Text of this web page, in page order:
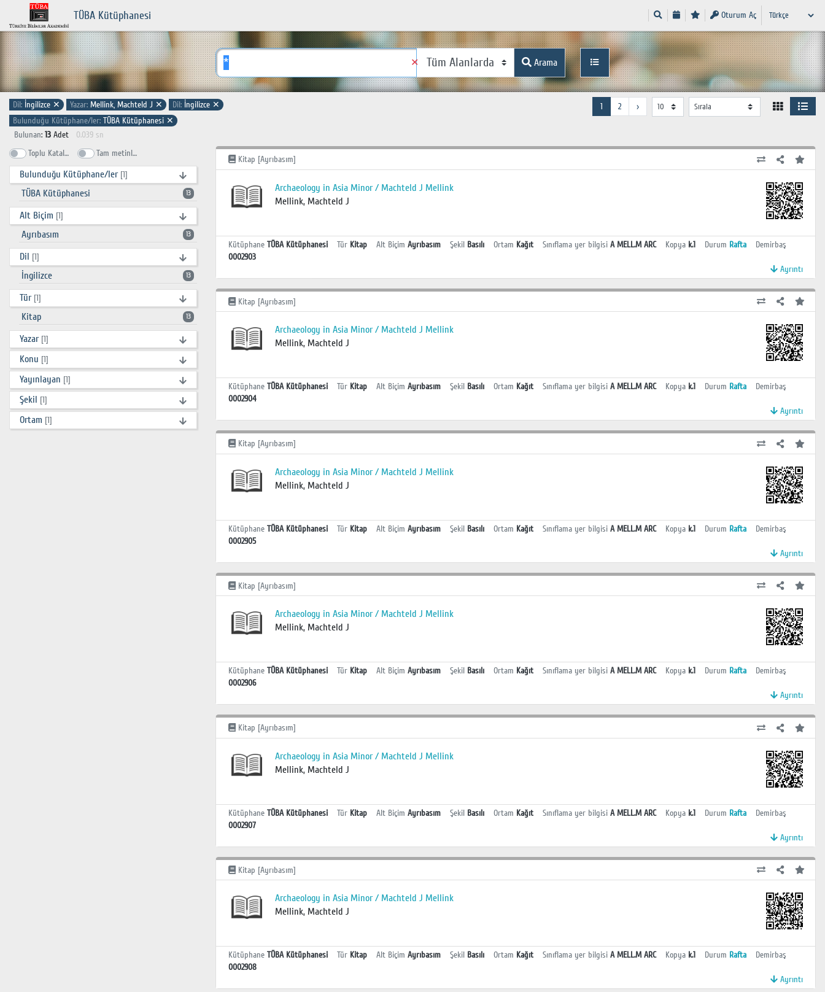
TÜBA Kütüphanesi Oturum Aç
✕ Arama
Dil: İngilizce ✕ Yazar: Mellink, Machteld J ✕ Dil: İngilizce ✕
Bulunduğu Kütüphane/ler: TÜBA Kütüphanesi ✕
Bulunan: 13 Adet 0.039 sn
1 2 ›
Toplu Katalog Tam metinlerde ara
Bulunduğu Kütüphane/ler [1]
TÜBA Kütüphanesi 13
Alt Biçim [1]
Ayrıbasım 13
Dil [1]
İngilizce 13
Tür [1]
Kitap 13
Yazar [1]
Konu [1]
Yayınlayan [1]
Şekil [1]
Ortam [1]
Kitap [Ayrıbasım]
Archaeology in Asia Minor / Machteld J Mellink
Mellink, Machteld J
Kütüphane TÜBA Kütüphanesi Tür Kitap Alt Biçim Ayrıbasım Şekil Basılı Ortam Kağıt Sınıflama yer bilgisi A MELL.M ARC Kopya k.1 Durum Rafta
Demirbaş
0002903
Ayrıntı
Kitap [Ayrıbasım]
Archaeology in Asia Minor / Machteld J Mellink
Mellink, Machteld J
Kütüphane TÜBA Kütüphanesi Tür Kitap Alt Biçim Ayrıbasım Şekil Basılı Ortam Kağıt Sınıflama yer bilgisi A MELL.M ARC Kopya k.1 Durum Rafta
Demirbaş
0002904
Ayrıntı
Kitap [Ayrıbasım]
Archaeology in Asia Minor / Machteld J Mellink
Mellink, Machteld J
Kütüphane TÜBA Kütüphanesi Tür Kitap Alt Biçim Ayrıbasım Şekil Basılı Ortam Kağıt Sınıflama yer bilgisi A MELL.M ARC Kopya k.1 Durum Rafta
Demirbaş
0002905
Ayrıntı
Kitap [Ayrıbasım]
Archaeology in Asia Minor / Machteld J Mellink
Mellink, Machteld J
Kütüphane TÜBA Kütüphanesi Tür Kitap Alt Biçim Ayrıbasım Şekil Basılı Ortam Kağıt Sınıflama yer bilgisi A MELL.M ARC Kopya k.1 Durum Rafta
Demirbaş
0002906
Ayrıntı
Kitap [Ayrıbasım]
Archaeology in Asia Minor / Machteld J Mellink
Mellink, Machteld J
Kütüphane TÜBA Kütüphanesi Tür Kitap Alt Biçim Ayrıbasım Şekil Basılı Ortam Kağıt Sınıflama yer bilgisi A MELL.M ARC Kopya k.1 Durum Rafta
Demirbaş
0002907
Ayrıntı
Kitap [Ayrıbasım]
Archaeology in Asia Minor / Machteld J Mellink
Mellink, Machteld J
Kütüphane TÜBA Kütüphanesi Tür Kitap Alt Biçim Ayrıbasım Şekil Basılı Ortam Kağıt Sınıflama yer bilgisi A MELL.M ARC Kopya k.1 Durum Rafta
Demirbaş
0002908
Ayrıntı